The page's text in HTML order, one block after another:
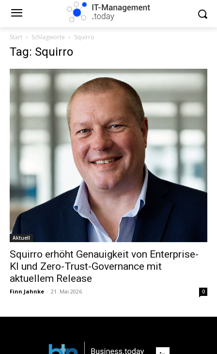
Start Schlagworte Squirro
Tag: Squirro
Aktuell
Squirro erhöht Genauigkeit von Enterprise-
KI und Zero-Trust-Governance mit
aktuellem Release
Finn Jahnke - 21. Mai 2026 0